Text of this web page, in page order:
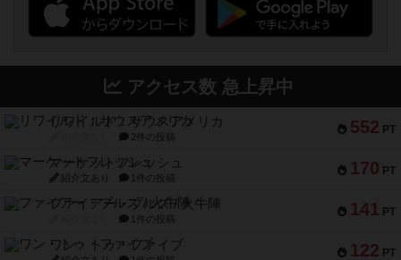
アクセス数 急上昇中
552 PT
リワイルド：サウスアメリカ
2件の投稿
170 PT
マーケットフレッシュ
紹介文あり 1件の投稿
141 PT
ファイアー・ブルズ / 火牛陣
1件の投稿
122 PT
ワン・トゥ・ファイブ